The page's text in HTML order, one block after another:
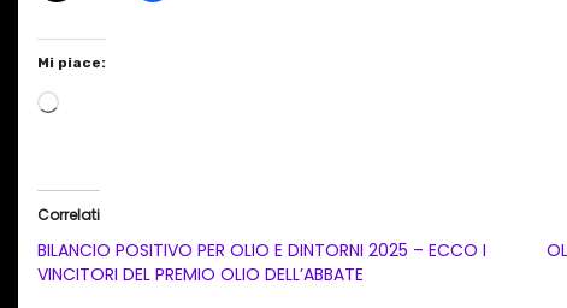
Mi piace:
C
a
Correlati
BILANCIO POSITIVO PER OLIO E DINTORNI 2025 – ECCO I
VINCITORI DEL PREMIO OLIO DELL’ABBATE